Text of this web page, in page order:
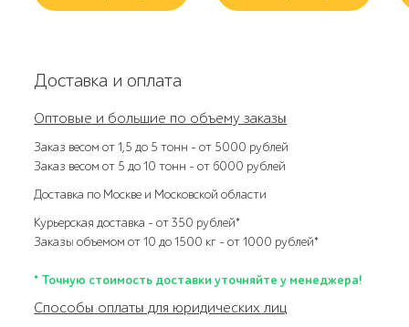
Доставка и оплата
Оптовые и большие по объему заказы
Заказ весом от 1,5 до 5 тонн – от 5000 рублей
Заказ весом от 5 до 10 тонн – от 6000 рублей
Доставка по Москве и Московской области
Курьерская доставка – от 350 рублей*
Заказы объемом от 10 до 1500 кг – от 1000 рублей*
* Точную стоимость доставки уточняйте у менеджера!
Способы оплаты для юридических лиц